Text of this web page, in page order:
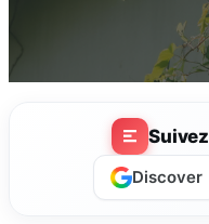
Suivez
Discover